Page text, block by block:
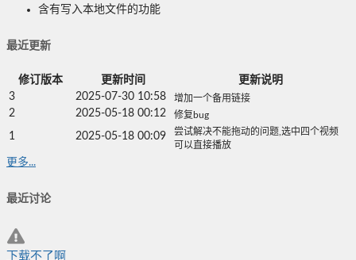
含有写入本地文件的功能
最近更新
修订版本 更新时间
更新说明
3
2025-07-30 10:58 增加一个备用链接
2 2025-05-18 00:12 修复bug
1 2025-05-18 00:09
尝试解决不能拖动的问题,选中四个视频
可以直接播放
更多...
最近讨论
下载不了啊